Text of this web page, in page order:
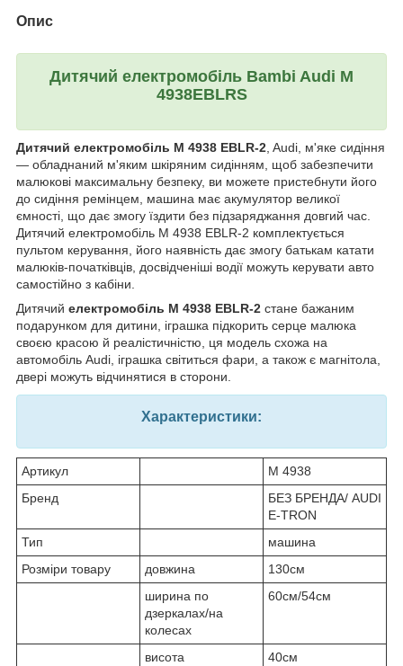
Опис
Дитячий електромобіль Bambi Audi M
4938EBLRS
Дитячий електромобіль M 4938 EBLR-2, Audi, м'яке сидіння
— обладнаний м'яким шкіряним сидінням, щоб забезпечити
малюкові максимальну безпеку, ви можете пристебнути його
до сидіння ремінцем, машина має акумулятор великої
ємності, що дає змогу їздити без підзаряджання довгий час.
Дитячий електромобіль M 4938 EBLR-2 комплектується
пультом керування, його наявність дає змогу батькам катати
малюків-початківців, досвідченіші водії можуть керувати авто
самостійно з кабіни.
Дитячий електромобіль M 4938 EBLR-2 стане бажаним
подарунком для дитини, іграшка підкорить серце малюка
своєю красою й реалістичністю, ця модель схожа на
автомобіль Audi, іграшка світиться фари, а також є магнітола,
двері можуть відчинятися в сторони.
Характеристики:
Артикул
M 4938
Бренд
БЕЗ БРЕНДА/ AUDI
E-TRON
Тип
машина
Розміри товару
довжина
130см
ширина по
дзеркалах/на
колесах
60см/54см
висота
40см